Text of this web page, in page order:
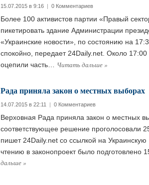
15.07.2015 в 9:16 | 0 Комментариев
Более 100 активистов партии «Правый
пикетировать здание Администрации
«Украинские новости», по состоянию на
спокойно, передает 24Daily.net. Около
оцепили часть… Читать дальше»
Рада приняла закон о местных выборах
14.07.2015 в 22:11 | 0 Комментариев
Верховная Рада приняла закон о местных
соответствующее решение проголосовали
пишет 24Daily.net со ссылкой на
чтению в законопроект было подготовлено
дальше»